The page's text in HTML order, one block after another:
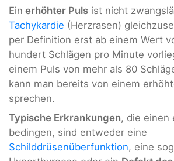
Ein erhöhter Puls ist nicht
Tachykardie (Herzrasen)
per Definition erst ab einem Wert
hundert Schlägen pro Minute
einem Puls von mehr als 80
kann man bereits von einem
sprechen.
Typische Erkrankungen, die einen
bedingen, sind entweder eine
Schilddrüsenüberfunktion, eine